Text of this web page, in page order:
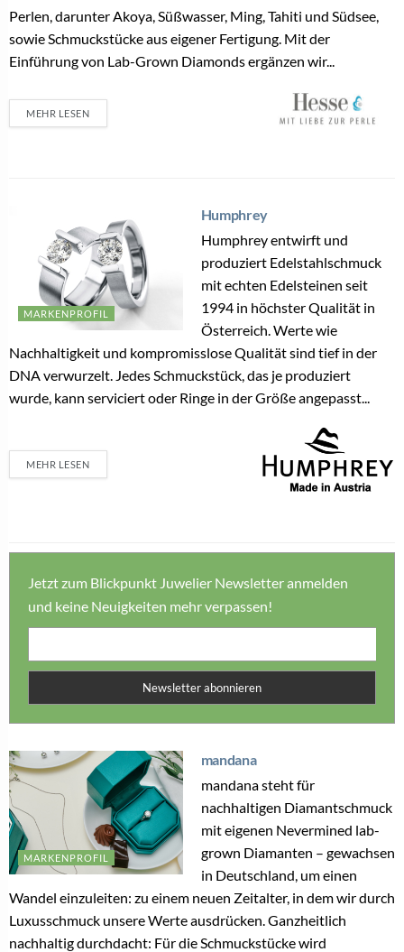
Perlen, darunter Akoya, Süßwasser, Ming, Tahiti und Südsee,
sowie Schmuckstücke aus eigener Fertigung. Mit der
Einführung von Lab-Grown Diamonds ergänzen wir...
MEHR LESEN
MARKENPROFIL
Humphrey
Humphrey entwirft und
produziert Edelstahlschmuck
mit echten Edelsteinen seit
1994 in höchster Qualität in
Österreich. Werte wie
Nachhaltigkeit und kompromisslose Qualität sind tief in der
DNA verwurzelt. Jedes Schmuckstück, das je produziert
wurde, kann serviciert oder Ringe in der Größe angepasst...
MEHR LESEN
Jetzt zum Blickpunkt Juwelier Newsletter anmelden
und keine Neuigkeiten mehr verpassen!
Newsletter abonnieren
MARKENPROFIL
mandana
mandana steht für
nachhaltigen Diamantschmuck
mit eigenen Nevermined lab-
grown Diamanten – gewachsen
in Deutschland, um einen
Wandel einzuleiten: zu einem neuen Zeitalter, in dem wir durch
Luxusschmuck unsere Werte ausdrücken. Ganzheitlich
nachhaltig durchdacht: Für die Schmuckstücke wird